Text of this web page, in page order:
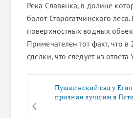
Река Славянка, в долине
болот Старогатчинского
поверхностных водных
Примечателен тот факт, что
сделки, что следует из
Пушкинский сад у
признан лучшим в